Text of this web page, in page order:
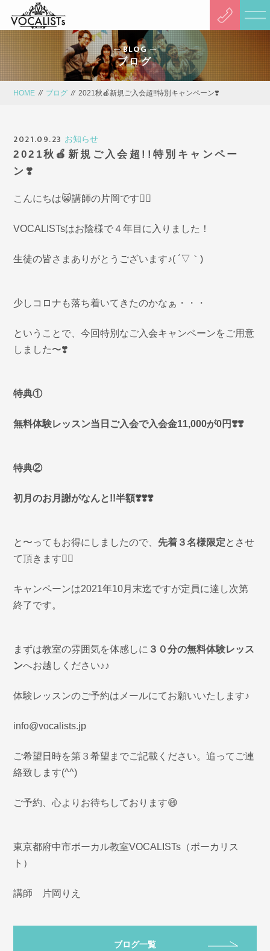
BLOG
ブログ
HOME // ブログ // 2021秋🍎新規ご入会超!!特別キャンペーン❣️
2021.09.23 お知らせ
2021秋🍎新規ご入会超!!特別キャンペー
ン❣️
こんにちは😸講師の片岡です🙋‍♀️
VOCALISTsはお陰様で４年目に入りました！
生徒の皆さまありがとうございます♪( ´▽｀)
少しコロナも落ち着いてきたのかなぁ・・・
ということで、今回特別なご入会キャンペーンをご用意
しました〜❣️
特典①
無料体験レッスン当日ご入会で入会金11,000が0円❣️❣️
特典②
初月のお月謝がなんと!!半額❣️❣️❣️
と〜ってもお得にしましたので、 先着３名様限定とさせ
て頂きます🙇‍♀️
キャンペーンは2021年10月末迄ですが定員に達し次第
終了です。
まずは教室の雰囲気を体感しに ３０分の無料体験レッス
ンへお越しください♪♪
体験レッスンのご予約はメールにてお願いいたします♪
info@vocalists.jp
ご希望日時を第３希望までご記載ください。追ってご連
絡致します(^^)
ご予約、心よりお待ちしております😄
東京都府中市ボーカル教室VOCALISTs（ボーカリス
ト）
講師 片岡りえ
ブログ一覧